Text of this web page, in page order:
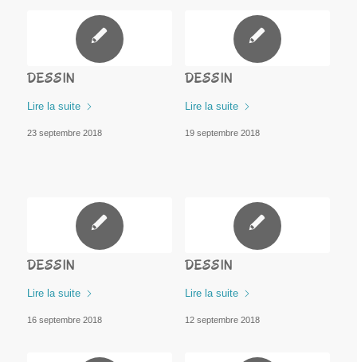
DESSIN
Lire la suite
23 septembre 2018
DESSIN
Lire la suite
19 septembre 2018
DESSIN
Lire la suite
16 septembre 2018
DESSIN
Lire la suite
12 septembre 2018